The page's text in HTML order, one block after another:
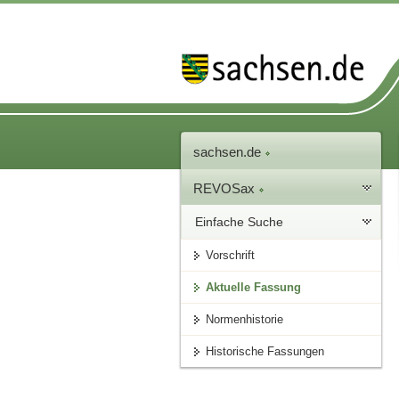
sachsen.de
REVOSax
Einfache Suche
Vorschrift
Aktuelle Fassung
Normenhistorie
Historische Fassungen